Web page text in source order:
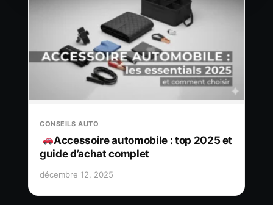
CONSEILS AUTO
Accessoire automobile : top 2025 et
guide d’achat complet
décembre 12, 2025